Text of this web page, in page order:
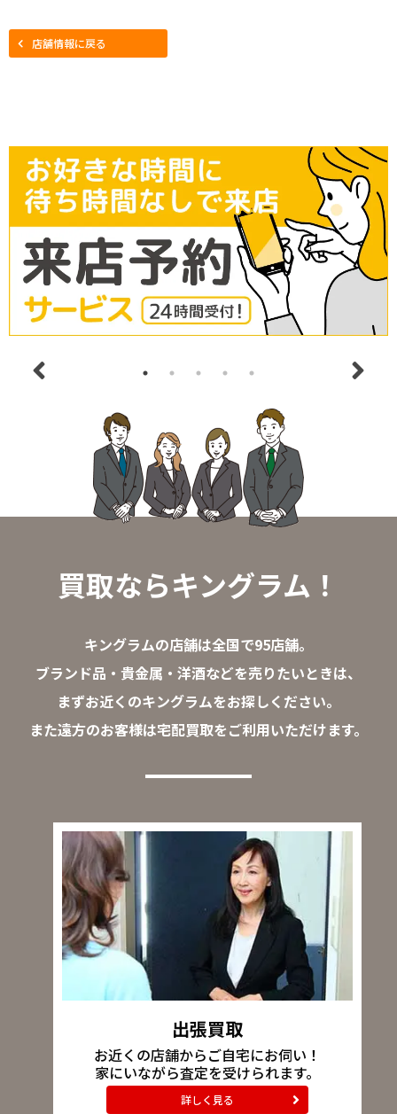
店舗情報に戻る
買取ならキングラム！
キングラムの店舗は全国で95店舗。
ブランド品・貴金属・洋酒などを売りたいときは、
まずお近くのキングラムをお探しください。
また遠方のお客様は宅配買取をご利用いただけます。
出張買取
お近くの店舗からご自宅にお伺い！
家にいながら査定を受けられます。
詳しく見る